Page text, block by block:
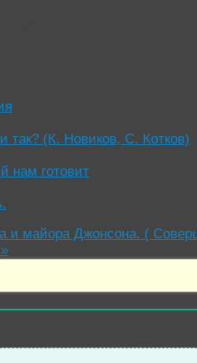
так? (К. Новиков, С. Котков)
нам готовит
и майора Джонсона. (
»